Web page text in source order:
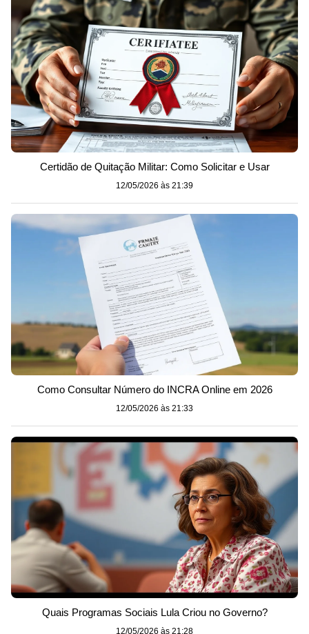
Certidão de Quitação Militar: Como Solicitar e Usar
12/05/2026 às 21:39
Como Consultar Número do INCRA Online em 2026
12/05/2026 às 21:33
Quais Programas Sociais Lula Criou no Governo?
12/05/2026 às 21:28